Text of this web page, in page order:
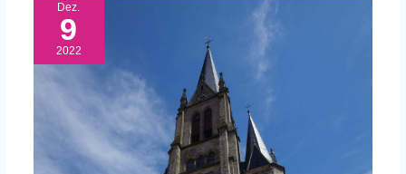
Dez.
9
2022